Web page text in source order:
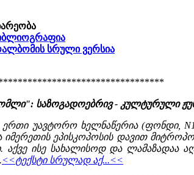
სრული ვერსია
საზოგადოებრივ - კულტურული
უავტორო ხელნაწერია (ფონდი,
ეპისკოპოსის დავით
აქვე ისე სახალისოდ და ლამაზადაა
<<ტექსტი სრულად აქ...<<